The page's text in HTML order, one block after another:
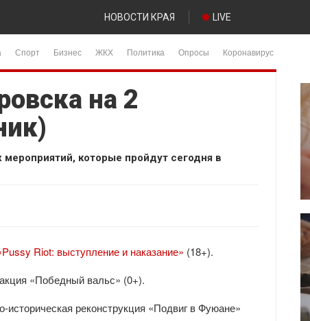
НОВОСТИ КРАЯ LIVE
Спорт Бизнес ЖКХ Политика Опросы Коронавирус
на 2
которые пройдут сегодня в
Riot: выступление и наказание» (18+).
«Победный вальс» (0+).
реконструкция «Подвиг в Фуюане»